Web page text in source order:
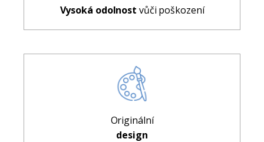
Vysoká odolnost vůči poškození
Originální
design